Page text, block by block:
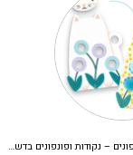
יצירה עם פונפונים – נקודות ופונפונים בדשא DJECO